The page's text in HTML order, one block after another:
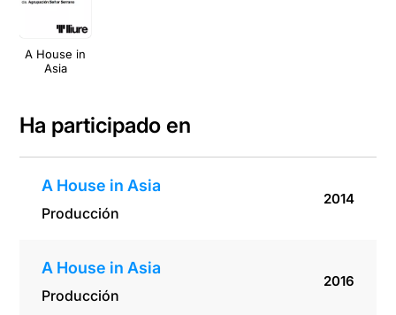
A House in
Asia
Ha participado en
A House in Asia
Producción
2014
A House in Asia
Producción
2016